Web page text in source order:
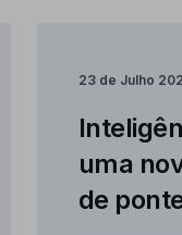
23 de Julho
uma
de